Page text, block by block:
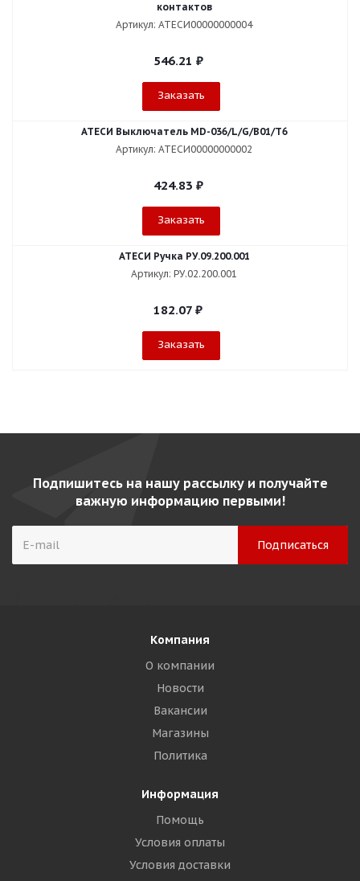
контактов
Артикул: АТЕСИ00000000004
546.21 ₽
Заказать
АТЕСИ Выключатель MD-036/L/G/В01/T6
Артикул: АТЕСИ00000000002
424.83 ₽
Заказать
АТЕСИ Ручка РУ.09.200.001
Артикул: РУ.02.200.001
182.07 ₽
Заказать
Подпишитесь на нашу рассылку и получайте
важную информацию первыми!
Компания
О компании
Новости
Вакансии
Магазины
Политика
Информация
Помощь
Условия оплаты
Условия доставки